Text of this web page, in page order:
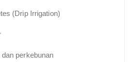
(Drip Irrigation)
perkebunan